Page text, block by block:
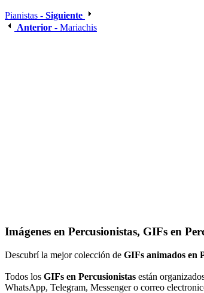
Pianistas - Siguiente
Anterior - Mariachis
Imágenes en Percusionistas, GIFs en
Descubrí la mejor colección de GIFs animados en
Todos los GIFs en Percusionistas están
WhatsApp, Telegram, Messenger o correo